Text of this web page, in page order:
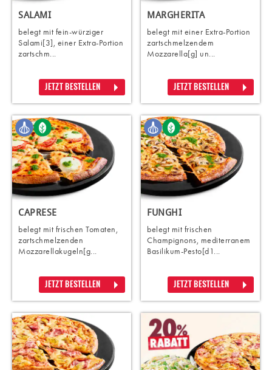
SALAMI
belegt mit fein-würziger
Salami[3], einer Extra-Portion
zartschm...
JETZT BESTELLEN
MARGHERITA
belegt mit einer Extra-Portion
zartschmelzendem
Mozzarella[g] un...
JETZT BESTELLEN
CAPRESE
belegt mit frischen Tomaten,
zartschmelzenden
Mozzarellakugeln[g...
JETZT BESTELLEN
FUNGHI
belegt mit frischen
Champignons, mediterranem
Basilikum-Pesto[d1...
JETZT BESTELLEN